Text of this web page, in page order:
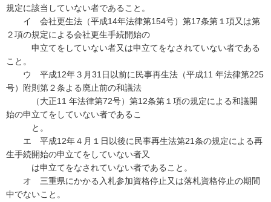
規定に該当していない者であること。
イ 会社更生法（平成14年法律第154号）第17条第１項又は第
２項の規定による会社更生手続開始の
申立てをしていない者又は申立てをなされていない者である
こと。
ウ 平成12年３月31日以前に民事再生法（平成11 年法律第225
号）附則第２条よる廃止前の和議法
（大正11 年法律第72号）第12条第１項の規定による和議開
始の申立てをしていない者であるこ
と。
エ 平成12年４月１日以後に民事再生法第21条の規定による再
生手続開始の申立てをしていない者又
は申立てをなされていない者であること。
オ 三重県にかかる入札参加資格停止又は落札資格停止の期間
中でないこと。